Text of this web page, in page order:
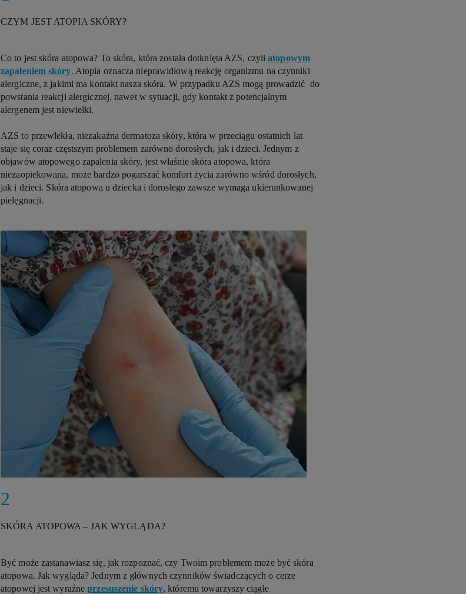
CZYM JEST ATOPIA SKÓRY?
Co to jest skóra atopowa? To skóra, która została dotknięta AZS, czyliatopowym
zapaleniem skóry. Atopia oznacza nieprawidłową reakcję organizmu na czynniki
alergiczne, z jakimi ma kontakt nasza skóra. W przypadku AZS mogą prowadzić do
powstania reakcji alergicznej, nawet w sytuacji, gdy kontakt z potencjalnym
alergenem jest niewielki.
AZS to przewlekła, niezakaźna dermatoza skóry, która w przeciągu ostatnich lat
staje się coraz częstszym problemem zarówno dorosłych, jak i dzieci. Jednym z
objawów atopowego zapalenia skóry, jest właśnie skóra atopowa, która
niezaopiekowana, może bardzo pogarszać komfort życia zarówno wśród dorosłych,
jak i dzieci. Skóra atopowa u dziecka i dorosłego zawsze wymaga ukierunkowanej
pielęgnacji.
SKÓRA ATOPOWA – JAK WYGLĄDA?
Być może zastanawiasz się, jak rozpoznać, czy Twoim problemem może być skóra
atopowa. Jak wygląda? Jednym z głównych czynników świadczących o cerze
atopowej jest wyraźneprzesuszenie skóry, któremu towarzyszy ciągłe